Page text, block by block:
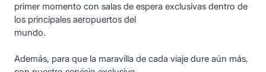
primer momento con salas de espera exclusivas dentro de
los principales aeropuertos del
mundo.
Además, para que la maravilla de cada viaje dure aún más,